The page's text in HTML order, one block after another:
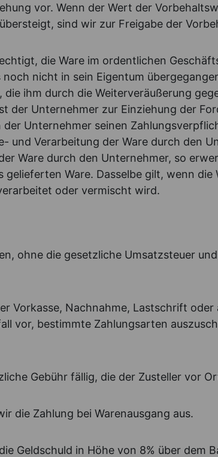
vor. Wenn der Wert der
sind wir zur Freigabe der
die Ware im ordentlichen
nicht in sein Eigentum
ihm durch die Weiterveräußerung
der Unternehmer zur Einziehung der
Unternehmer seinen
und Verarbeitung der Ware durch den
Ware durch den Unternehmer, so
Ware. Dasselbe gilt, wenn
oder vermischt wird.
ohne die gesetzliche Umsatzsteuer
Vorkasse, Nachnahme, Lastschrift
vor, bestimmte Zahlungsarten
Gebühr fällig, die der Zusteller vor
die Zahlung bei Warenausgang aus.
Geldschuld in Höhe von 8% über dem